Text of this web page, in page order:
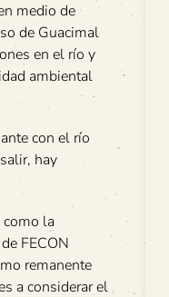
medio de
de Guacimal
en el río y
ambiental
con el río
hay
como la
FECON
remanente
a considerar el